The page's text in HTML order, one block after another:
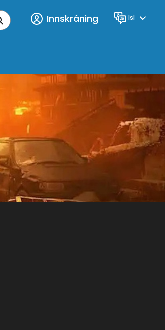
Innskráning Tungumál
Isl